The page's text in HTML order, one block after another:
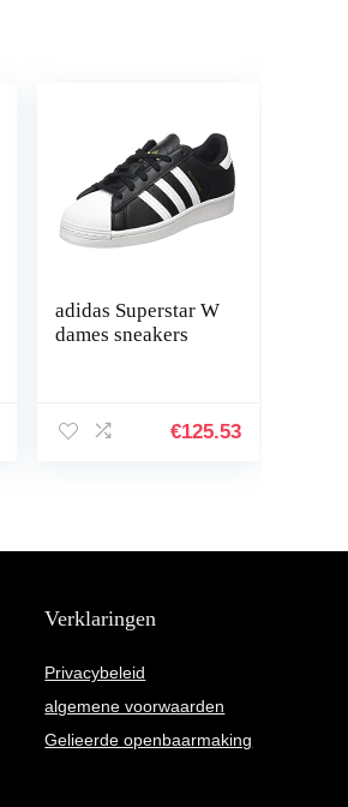
adidas Superstar W
dames sneakers
€125.53
Verklaringen
Privacybeleid
algemene voorwaarden
Gelieerde openbaarmaking